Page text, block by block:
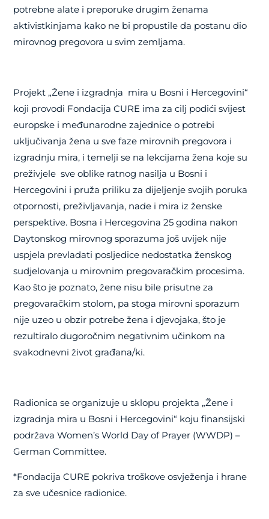
potrebne alate i preporuke drugim ženama
aktivistkinjama kako ne bi propustile da postanu dio
mirovnog pregovora u svim zemljama.
Projekt „Žene i izgradnja mira u Bosni i Hercegovini“
koji provodi Fondacija CURE ima za cilj podići svijest
europske i međunarodne zajednice o potrebi
uključivanja žena u sve faze mirovnih pregovora i
izgradnju mira, i temelji se na lekcijama žena koje su
preživjele sve oblike ratnog nasilja u Bosni i
Hercegovini i pruža priliku za dijeljenje svojih poruka
otpornosti, preživljavanja, nade i mira iz ženske
perspektive. Bosna i Hercegovina 25 godina nakon
Daytonskog mirovnog sporazuma još uvijek nije
uspjela prevladati posljedice nedostatka ženskog
sudjelovanja u mirovnim pregovaračkim procesima.
Kao što je poznato, žene nisu bile prisutne za
pregovaračkim stolom, pa stoga mirovni sporazum
nije uzeo u obzir potrebe žena i djevojaka, što je
rezultiralo dugoročnim negativnim učinkom na
svakodnevni život građana/ki.
Radionica se organizuje u sklopu projekta „Žene i
izgradnja mira u Bosni i Hercegovini“ koju finansijski
podržavaWomen’s World Day of Prayer (WWDP) –
German Committee.
*Fondacija CURE pokriva troškove osvježenja i hrane
za sve učesnice radionice.